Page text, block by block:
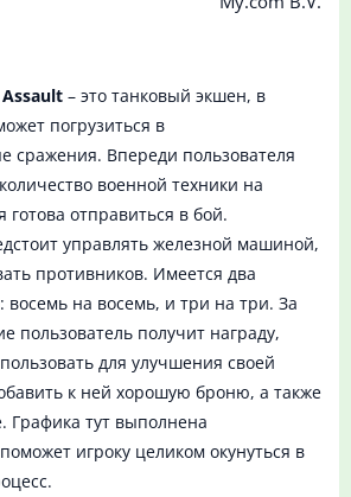
– это танковый экшен, в
погрузиться в
сражения. Впереди пользователя
военной техники на
готова отправиться в бой.
управлять железной машиной,
противников. Имеется два
на восемь, и три на три. За
пользователь получит награду,
для улучшения своей
к ней хорошую броню, а также
Графика тут выполнена
игроку целиком окунуться в